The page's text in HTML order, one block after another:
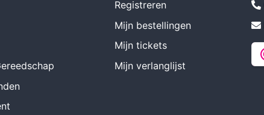
Registreren
Mijn bestellingen
Mijn tickets
Mijn verlanglijst